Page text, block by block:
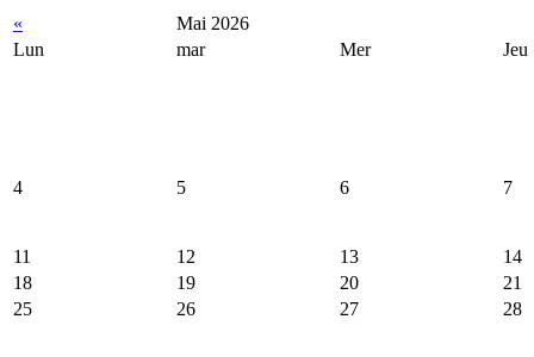
«
Mai 2026
Lun
mar Mer Jeu
4 5 6 7
11 12 13
14
18
19 20
21
25
26 27 28